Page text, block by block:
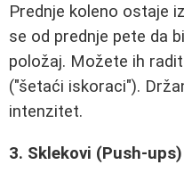
Prednje koleno ostaje
se od prednje pete da
položaj. Možete ih
("šetaći iskoraci").
intenzitet.
3. Sklekovi (Push-ups)